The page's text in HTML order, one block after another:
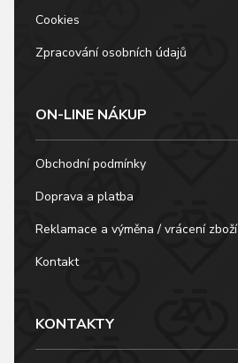
Cookies
Zpracování osobních údajů
ON-LINE NÁKUP
Obchodní podmínky
Doprava a platba
Reklamace a výměna / vrácení zboží
Kontakt
KONTAKTY